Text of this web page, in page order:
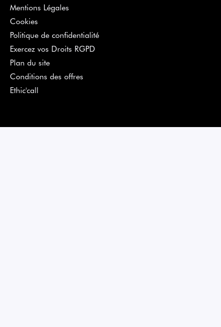
Mentions Légales
Cookies
Politique de confidentialité
Exercez vos Droits RGPD
Plan du site
Conditions des offres
Ethic'call